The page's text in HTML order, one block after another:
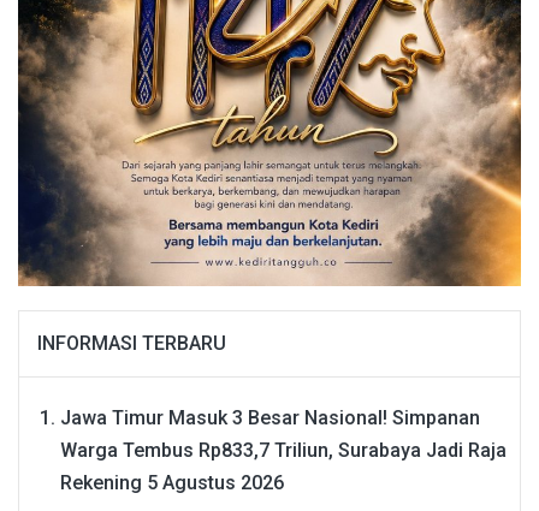
INFORMASI TERBARU
Jawa Timur Masuk 3 Besar Nasional! Simpanan
Warga Tembus Rp833,7 Triliun, Surabaya Jadi Raja
Rekening 5 Agustus 2026